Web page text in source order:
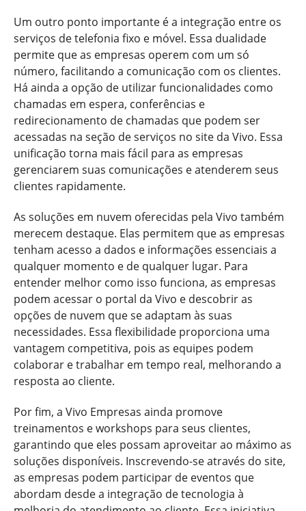
Um outro ponto importante é a integração entre os
serviços de telefonia fixo e móvel. Essa dualidade
permite que as empresas operem com um só
número, facilitando a comunicação com os clientes.
Há ainda a opção de utilizar funcionalidades como
chamadas em espera, conferências e
redirecionamento de chamadas que podem ser
acessadas na seção de serviços no site da Vivo. Essa
unificação torna mais fácil para as empresas
gerenciarem suas comunicações e atenderem seus
clientes rapidamente.
As soluções em nuvem oferecidas pela Vivo também
merecem destaque. Elas permitem que as empresas
tenham acesso a dados e informações essenciais a
qualquer momento e de qualquer lugar. Para
entender melhor como isso funciona, as empresas
podem acessar o portal da Vivo e descobrir as
opções de nuvem que se adaptam às suas
necessidades. Essa flexibilidade proporciona uma
vantagem competitiva, pois as equipes podem
colaborar e trabalhar em tempo real, melhorando a
resposta ao cliente.
Por fim, a Vivo Empresas ainda promove
treinamentos e workshops para seus clientes,
garantindo que eles possam aproveitar ao máximo as
soluções disponíveis. Inscrevendo-se através do site,
as empresas podem participar de eventos que
abordam desde a integração de tecnologia à